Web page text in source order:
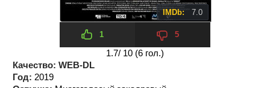
IMDb: 7.0
1 5
1.7/ 10 (6 гол.)
Качество: WEB-DL
Год: 2019